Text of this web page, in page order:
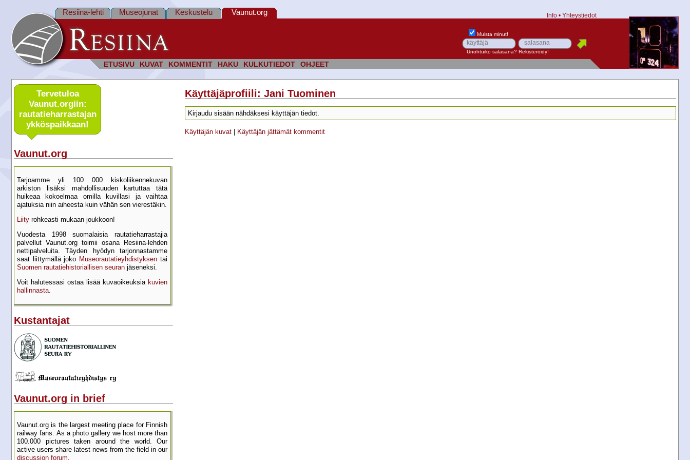
ETUSIVU KUVAT KOMMENTIT HAKU KULKUTIEDOT OHJEET
Resiina-lehti Museojunat Keskustelu Vaunut.org Info • Yhteystiedot
Muista minut!
Unohtuiko salasana? Rekisteröidy!
Tervetuloa
Vaunut.orgiin:
rautatie­harrastajan
ykkös­paikkaan!
Vaunut.org
Tarjoamme yli 100 000 kisko­liikenne­kuvan
arkiston lisäksi mahdol­lisuuden kartu­ttaa tätä
huikeaa kokoelmaa omilla kuvillasi ja vaihtaa
ajatuksia niin aiheesta kuin vähän sen vierestäkin.
Liity rohkeasti mukaan joukkoon!
Vuodesta 1998 suomalaisia rautatie­harrastajia
palvellut Vaunut.org toimii osana Resiina-lehden
netti­palveluita. Täyden hyödyn tarjon­nastamme
saat liittymällä joko Museo­rautatie­yhdistyksen tai
Suomen rautatie­historial­lisen seuran jäseneksi.
Voit halutessasi ostaa lisää kuva­oikeuksia kuvien
hallinnasta.
Kustantajat
Vaunut.org in brief
Vaunut.org is the largest meeting place for Finnish
railway fans. As a photo gallery we host more than
100.000 pictures taken around the world. Our
active users share latest news from the field in our
discussion forum
Käyttäjäprofiili: Jani Tuominen
Kirjaudu sisään nähdäksesi käyttäjän tiedot.
Käyttäjän kuvat| Käyttäjän jättämät kommentit